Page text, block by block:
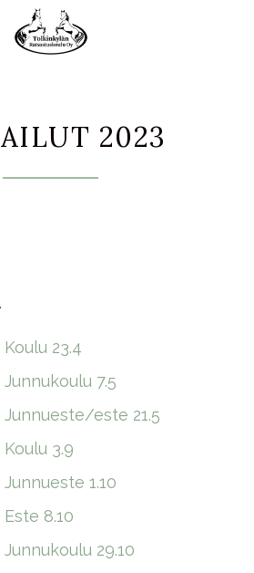
2023
23.4
7.5
Junnueste/este 21.5
3.9
1.10
8.10
29.10